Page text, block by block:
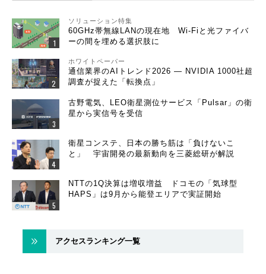
ソリューション特集
60GHz帯無線LANの現在地 Wi-Fiと光ファイバ
ーの間を埋める選択肢に
ホワイトペーパー
通信業界のAIトレンド2026 ― NVIDIA 1000社超
調査が捉えた「転換点」
古野電気、LEO衛星測位サービス「Pulsar」の衛
星から実信号を受信
衛星コンステ、日本の勝ち筋は「負けないこ
と」 宇宙開発の最新動向を三菱総研が解説
NTTの1Q決算は増収増益 ドコモの「気球型
HAPS」は9月から能登エリアで実証開始
アクセスランキング一覧